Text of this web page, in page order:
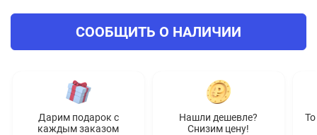
СООБЩИТЬ О НАЛИЧИИ
Дарим подарок с
каждым заказом
Нашли дешевле?
Снизим цену!